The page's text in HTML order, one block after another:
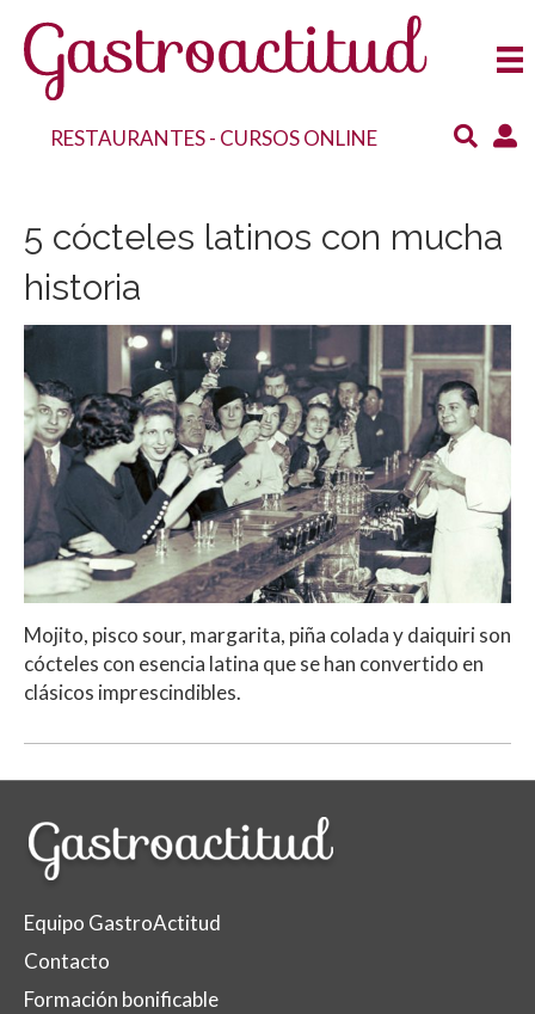
RESTAURANTES- CURSOS ONLINE
5 cócteles latinos con mucha
historia
Mojito, pisco sour, margarita, piña colada y daiquiri son
cócteles con esencia latina que se han convertido en
clásicos imprescindibles.
Equipo GastroActitud
Contacto
Formación bonificable